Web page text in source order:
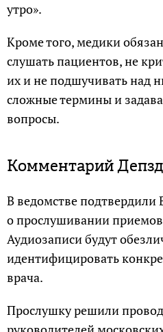
утро».
Кроме того, медики
слушать пациентов, не
их и не подшучивать над
сложные термины и
вопросы.
Комментарий
В ведомстве
о прослушивании
Аудиозаписи будут
идентифицировать
врача.
Прослушку решили